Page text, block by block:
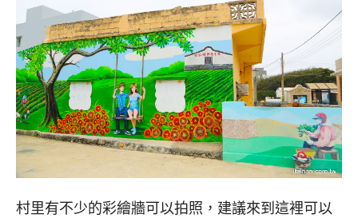
村里有不少的彩繪牆可以拍照，建議來到這裡可以